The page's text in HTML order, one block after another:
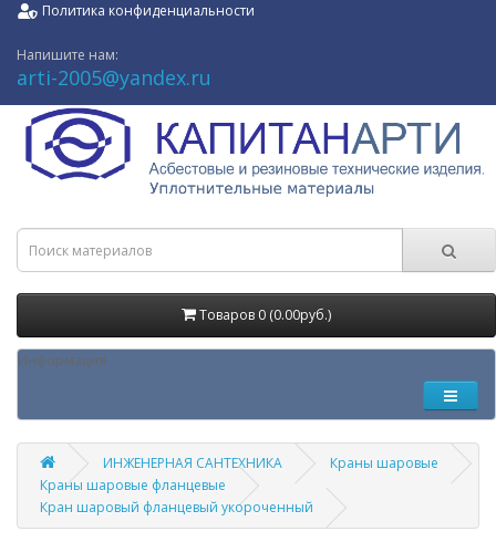
Политика конфиденциальности
Напишите нам:
arti-2005@yandex.ru
Товаров 0 (0.00руб.)
Информация
ИНЖЕНЕРНАЯ САНТЕХНИКА
Краны шаровые
Краны шаровые фланцевые
Кран шаровый фланцевый укороченный